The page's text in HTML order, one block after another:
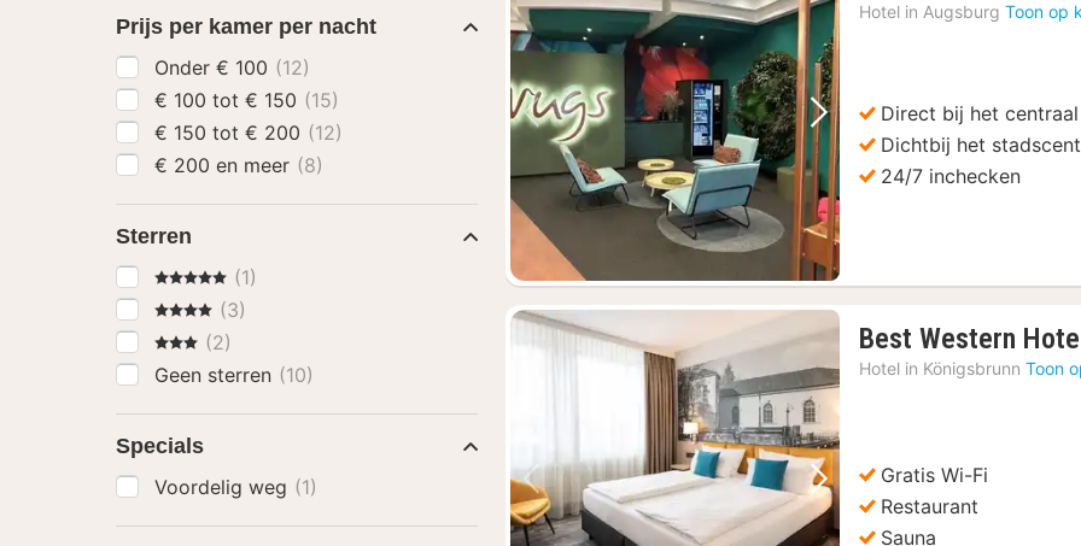
Vorige foto Volgende foto
Hotel in Augsburg Toon op
Direct bij het
Dichtbij het
24/7 inchecken
Vorige foto Volgende foto
Best Western
Hotel in Königsbrunn Toon
Gratis Wi-Fi
Restaurant
Sauna
Prijs per kamer per nacht
Onder € 100 (12)
€ 100 tot € 150 (15)
€ 150 tot € 200 (12)
€ 200 en meer (8)
Sterren
5 Sterren(1)
4 Sterren
(3)
3 Sterren
(2)
Geen sterren (10)
Specials
Voordelig weg (1)